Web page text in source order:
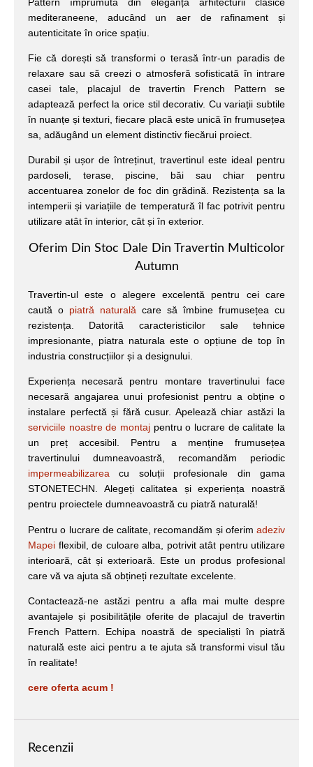
mediteraneene, aducând un aer de rafinament și
autenticitate în orice spațiu.
Fie că dorești să transformi o terasă într-un paradis de
relaxare sau să creezi o atmosferă sofisticată în intrare
casei tale, placajul de travertin French Pattern se
adaptează perfect la orice stil decorativ. Cu variații subtile
în nuanțe și texturi, fiecare placă este unică în frumusețea
sa, adăugând un element distinctiv fiecărui proiect.
Durabil și ușor de întreținut, travertinul este ideal pentru
pardoseli, terase, piscine, băi sau chiar pentru
accentuarea zonelor de foc din grădină. Rezistența sa la
intemperii și variațiile de temperatură îl fac potrivit pentru
utilizare atât în interior, cât și în exterior.
Oferim Din Stoc Dale Din Travertin Multicolor
Autumn
Travertin-ul este o alegere excelentă pentru cei care
caută o piatră naturală care să îmbine frumusețea cu
rezistența. Datorită caracteristicilor sale tehnice
impresionante, piatra naturala este o opțiune de top în
industria construcțiilor și a designului.
Experiența necesară pentru montare travertinului face
necesară angajarea unui profesionist pentru a obține o
instalare perfectă și fără cusur. Apelează chiar astăzi la
serviciile noastre de montaj pentru o lucrare de calitate la
un preț accesibil. Pentru a menține frumusețea
travertinului dumneavoastră, recomandăm periodic
impermeabilizarea cu soluții profesionale din gama
STONETECHN. Alegeți calitatea și experiența noastră
pentru proiectele dumneavoastră cu piatră naturală!
Pentru o lucrare de calitate, recomandăm și oferim adeziv
Mapei flexibil, de culoare alba, potrivit atât pentru utilizare
interioară, cât și exterioară. Este un produs profesional
care vă va ajuta să obțineți rezultate excelente.
Contactează-ne astăzi pentru a afla mai multe despre
avantajele și posibilitățile oferite de placajul de travertin
French Pattern. Echipa noastră de specialiști în piatră
naturală este aici pentru a te ajuta să transformi visul tău
în realitate!
cere oferta acum !
Recenzii